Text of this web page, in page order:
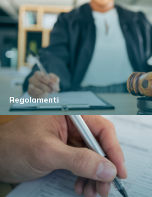
Regolamenti